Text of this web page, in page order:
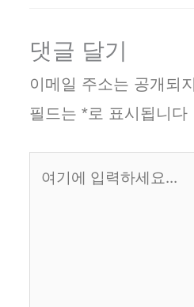
댓글 달기
이메일 주소는 공개되
필드는 *로 표시됩니다